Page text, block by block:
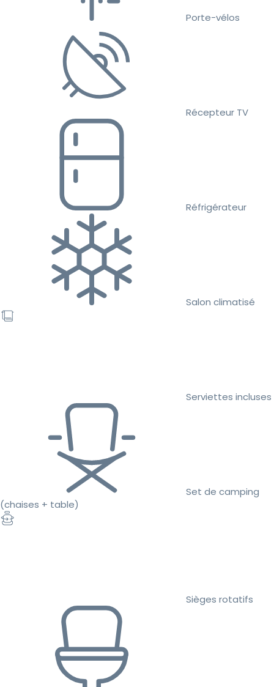
Porte-vélos
Récepteur TV
Réfrigérateur
Salon climatisé
Serviettes incluses
Set de camping
(chaises + table)
Sièges rotatifs